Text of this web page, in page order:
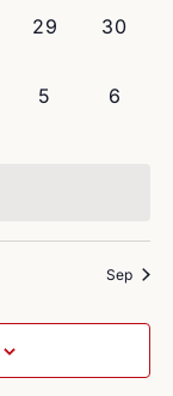
0
29
0
30
0
5
0
6
Sep